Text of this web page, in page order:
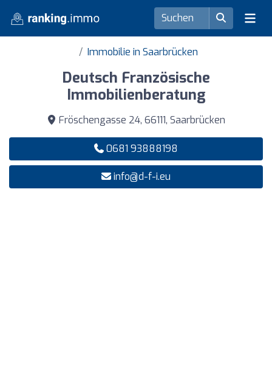
Immobilie in Saarbrücken
Deutsch Französische
Immobilienberatung
Fröschengasse 24, 66111, Saarbrücken
0681 93888198
info@d-f-i.eu